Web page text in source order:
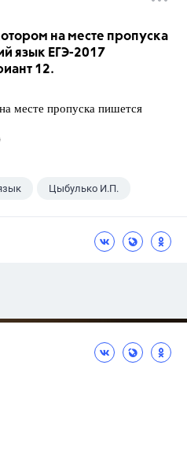
на месте пропуска
язык ЕГЭ-2017
12.
месте пропуска пишется
Цыбулько И.П.